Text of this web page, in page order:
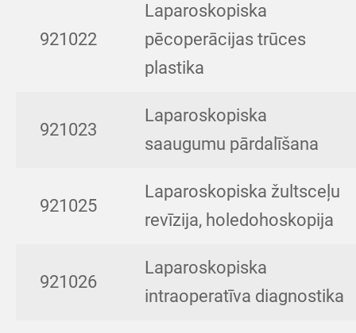
921022
Laparoskopiska
pēcoperācijas trūces
plastika
921023
Laparoskopiska
saaugumu pārdalīšana
921025
Laparoskopiska žultsceļu
revīzija, holedohoskopija
921026
Laparoskopiska
intraoperatīva diagnostika